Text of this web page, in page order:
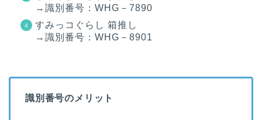
→識別番号：WHG－7890
すみっコぐらし 箱推し
→識別番号：WHG－8901
識別番号のメリット